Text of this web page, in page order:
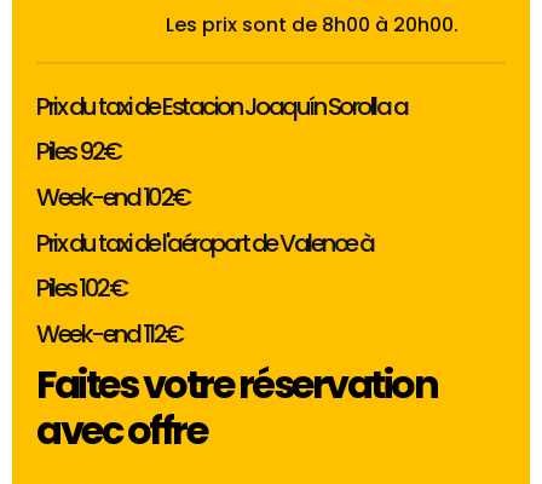
Les prix sont de 8h00 à 20h00.
Prix du taxi de Estacion Joaquín Sorolla a
Piles 92€
Week-end 102€
Prix du taxi de l'aéroport de Valence à
Piles 102€
Week-end 112€
Faites votre réservation
avec offre